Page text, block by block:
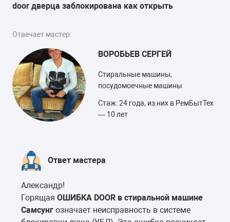
door дверца заблокирована как открыть
Отвечает мастер:
ВОРОБЬЕВ СЕРГЕЙ
Стиральные машины,
посудомоечные машины
Стаж: 24 года, из них в РемБытТех
— 10 лет
Ответ мастера
Александр!
Горящая ОШИБКА DOOR в стиральной машине
Самсунг означает неисправность в системе